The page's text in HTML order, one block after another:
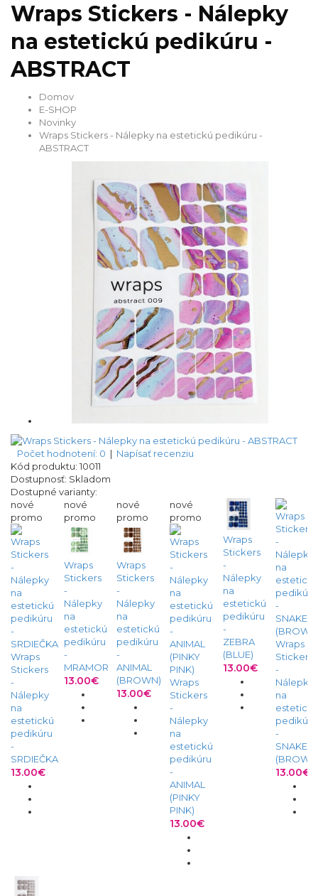
Wraps Stickers - Nálepky
na estetickú pedikúru -
ABSTRACT
Domov
E-SHOP
Novinky
Wraps Stickers - Nálepky na estetickú pedikúru -
ABSTRACT
Počet hodnotení: 0 | Napísať recenziu
Kód produktu: 10011
Dostupnosť: Skladom
Dostupné varianty:
nové
promo
Wraps
Stickers
-
Nálepky
na
estetickú
pedikúru
-
SRDIEČKA
13.00€
nové
promo
Wraps
Stickers
-
Nálepky
na
estetickú
pedikúru
-
MRAMOR
13.00€
nové
promo
Wraps
Stickers
-
Nálepky
na
estetickú
pedikúru
-
ANIMAL
(BROWN)
13.00€
nové
promo
Wraps
Stickers
-
Nálepky
na
estetickú
pedikúru
-
ANIMAL
(PINKY
PINK)
13.00€
Wraps
Stickers
-
Nálepky
na
estetickú
pedikúru
-
ZEBRA
(BLUE)
13.00€
Wraps
Stickers
-
Nálepky
na
pedikúru
-
SNAKE
13.00€